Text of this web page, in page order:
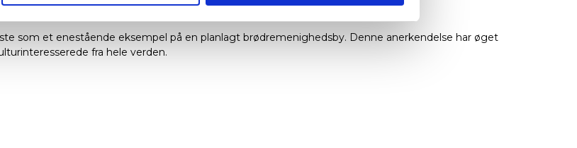
arv.
som et enestående eksempel på en planlagt brødremenighedsby. Denne anerkendelse har øget
fra hele verden.